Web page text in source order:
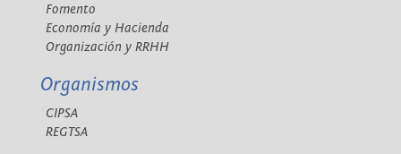
Fomento
Economía y Hacienda
Organización y RRHH
Organismos
CIPSA
REGTSA